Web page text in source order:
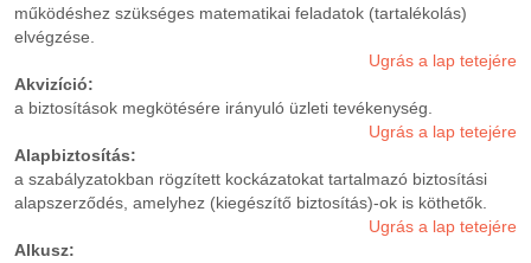
működéshez szükséges matematikai feladatok (tartalékolás)
elvégzése.
Ugrás a lap tetejére
Akvizíció:
a biztosítások megkötésére irányuló üzleti tevékenység.
Ugrás a lap tetejére
Alapbiztosítás:
a szabályzatokban rögzített kockázatokat tartalmazó biztosítási
alapszerződés, amelyhez (kiegészítő biztosítás)-ok is köthetők.
Ugrás a lap tetejére
Alkusz: